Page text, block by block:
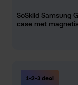
SoSkild Samsung
case met
1-2-3 deal